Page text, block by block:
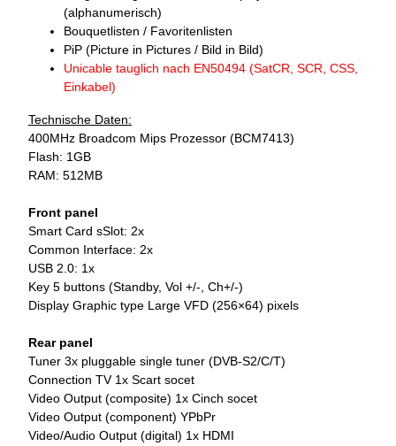
(alphanumerisch)
Bouquetlisten / Favoritenlisten
PiP (Picture in Pictures / Bild in Bild)
Unicable tauglich nach EN50494 (SatCR, SCR, CSS,
Einkabel)
Technische Daten:
400MHz Broadcom Mips Prozessor (BCM7413)
Flash: 1GB
RAM: 512MB
Front panel
Smart Card sSlot: 2x
Common Interface: 2x
USB 2.0: 1x
Key 5 buttons (Standby, Vol +/-, Ch+/-)
Display Graphic type Large VFD (256×64) pixels
Rear panel
Tuner 3x pluggable single tuner (DVB-S2/C/T)
Connection TV 1x Scart socet
Video Output (composite) 1x Cinch socet
Video Output (component) YPbPr
Video/Audio Output (digital) 1x HDMI